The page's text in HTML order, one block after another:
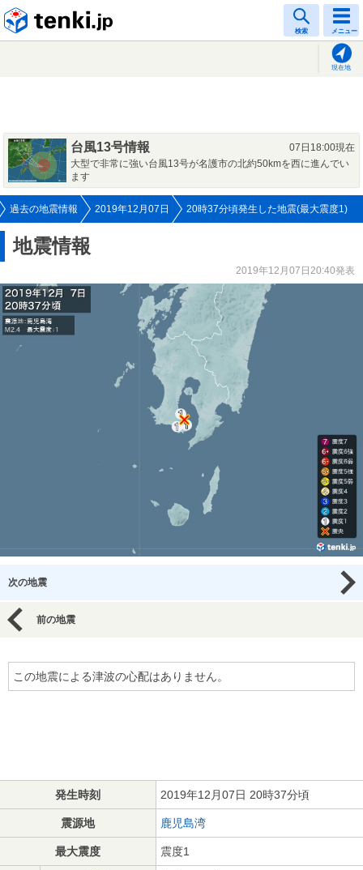
検索 メニュー
現在地
台風13号情報
07日18:00現在
大型で非常に強い台風13号が名護市の北約50kmを西に進んでい
ます
過去の地震情報 2019年12月07日 20時37分頃発生した地震(最大震度1)
地震情報
2019年12月07日20:40発表
次の地震
前の地震
この地震による津波の心配はありません。
発生時刻 2019年12月07日 20時37分頃
震源地 鹿児島湾
最大震度 震度1